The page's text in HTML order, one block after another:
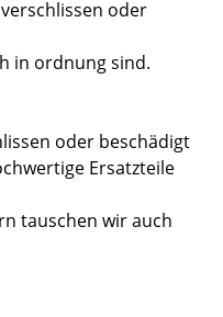
oder
in ordnung sind.
oder beschädigt
Ersatzteile
tauschen wir auch